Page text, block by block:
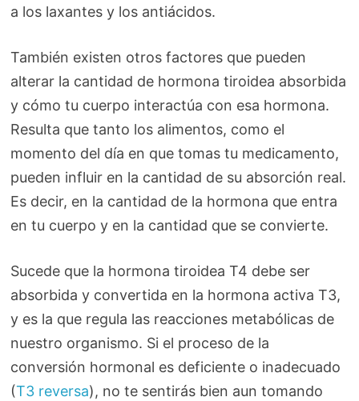
a los laxantes y los antiácidos.
También existen otros factores que pueden
alterar la cantidad de hormona tiroidea absorbida
y cómo tu cuerpo interactúa con esa hormona.
Resulta que tanto los alimentos, como el
momento del día en que tomas tu medicamento,
pueden influir en la cantidad de su absorción real.
Es decir, en la cantidad de la hormona que entra
en tu cuerpo y en la cantidad que se convierte.
Sucede que la hormona tiroidea T4 debe ser
absorbida y convertida en la hormona activa T3,
y es la que regula las reacciones metabólicas de
nuestro organismo. Si el proceso de la
conversión hormonal es deficiente o inadecuado
(T3 reversa), no te sentirás bien aun tomando